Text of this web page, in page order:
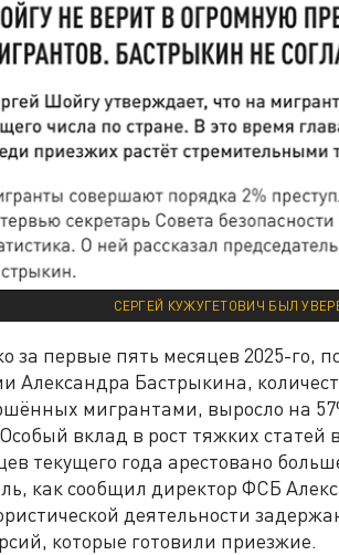
СЕРГЕЙ КУЖУГЕТОВИЧ БЫЛ
за первые пять месяцев 2025-го,
Александра Бастрыкина,
мигрантами, выросло на
вклад в рост тяжких статей
текущего года арестовано
как сообщил директор ФСБ
деятельности
которые готовили приезжие.